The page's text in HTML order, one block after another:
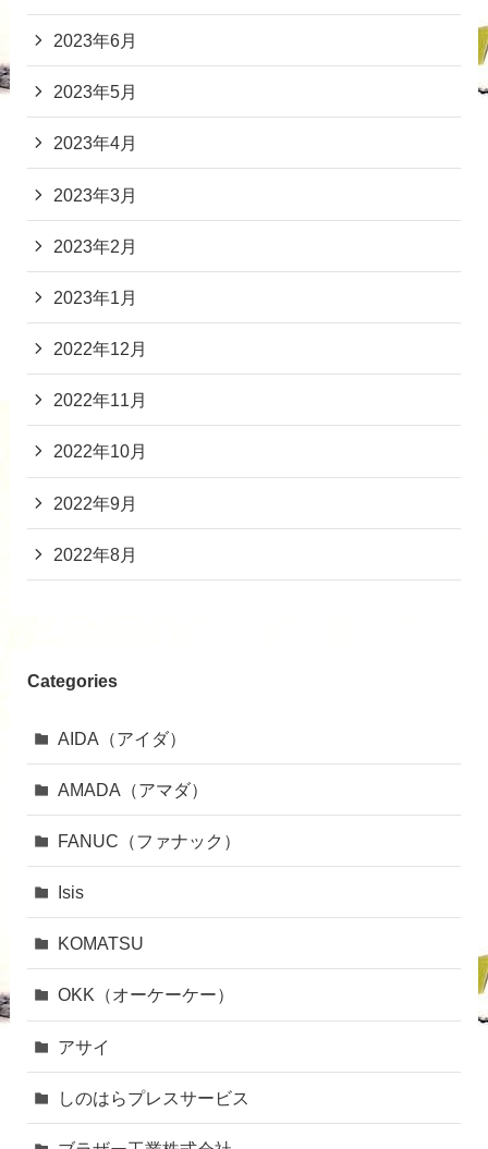
2023年6月
2023年5月
2023年4月
2023年3月
2023年2月
2023年1月
2022年12月
2022年11月
2022年10月
2022年9月
2022年8月
Categories
AIDA（アイダ）
AMADA（アマダ）
FANUC（ファナック）
Isis
KOMATSU
OKK（オーケーケー）
アサイ
しのはらプレスサービス